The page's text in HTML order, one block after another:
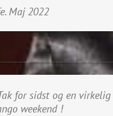
Maj 2022
for sidst og en virkelig
weekend !